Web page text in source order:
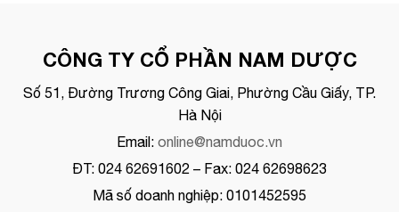
CÔNG TY CỔ PHẦN NAM DƯỢC
Số 51, Đường Trương Công Giai, Phường Cầu Giấy, TP.
Hà Nội
Email: online@namduoc.vn
ĐT: 024 62691602 – Fax: 024 62698623
Mã số doanh nghiệp: 0101452595